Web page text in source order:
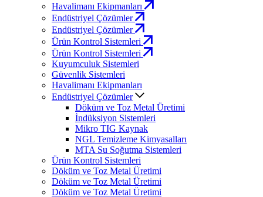
Havalimanı Ekipmanları
Endüstriyel Çözümler
Endüstriyel Çözümler
Ürün Kontrol Sistemleri
Ürün Kontrol Sistemleri
Kuyumculuk Sistemleri
Güvenlik Sistemleri
Havalimanı Ekipmanları
Endüstriyel Çözümler
Döküm ve Toz Metal Üretimi
İndüksiyon Sistemleri
Mikro TIG Kaynak
NGL Temizleme Kimyasalları
MTA Su Soğutma Sistemleri
Ürün Kontrol Sistemleri
Döküm ve Toz Metal Üretimi
Döküm ve Toz Metal Üretimi
Döküm ve Toz Metal Üretimi